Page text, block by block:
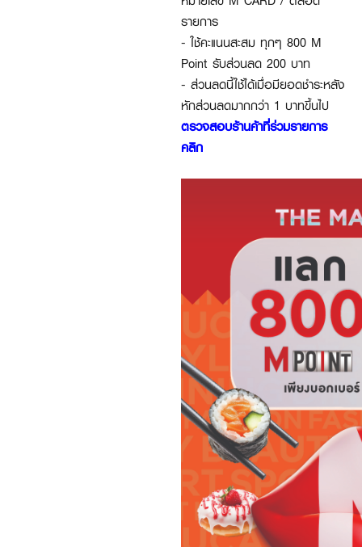
รายการ
- ใช้คะแนนสะสม ทุกๆ 800 M
Point รับส่วนลด 200 บาท
- ส่วนลดนี้ใช้ได้เมื่อมียอดชำระหลัง
หักส่วนลดมากกว่า 1 บาทขึ้นไป
ตรวจสอบร้านค้าที่ร่วมรายการ
คลิก